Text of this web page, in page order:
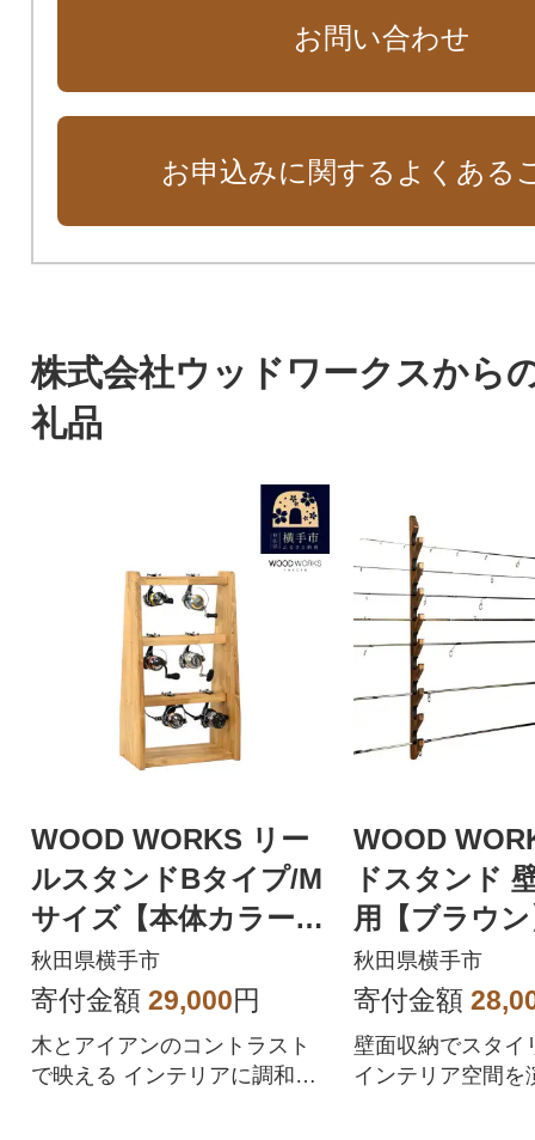
お問い合わせ
お申込みに関するよくある
株式会社ウッドワークスから
礼品
WOOD WORKS リー
ルスタンドBタイプ/M
サイズ【本体カラー:
ライトブラウン】
秋田県横手市
寄付金額 29,000円
木とアイアンのコントラスト
で映える インテリアに調和す
WOOD
ドスタンド
用【ブラウ
秋田県横手市
寄付金額
壁面収納でスタイ
インテリア空間を